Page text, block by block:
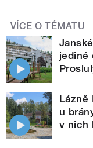
VÍCE O TÉMATU
jediné
Lázně
u
v nich